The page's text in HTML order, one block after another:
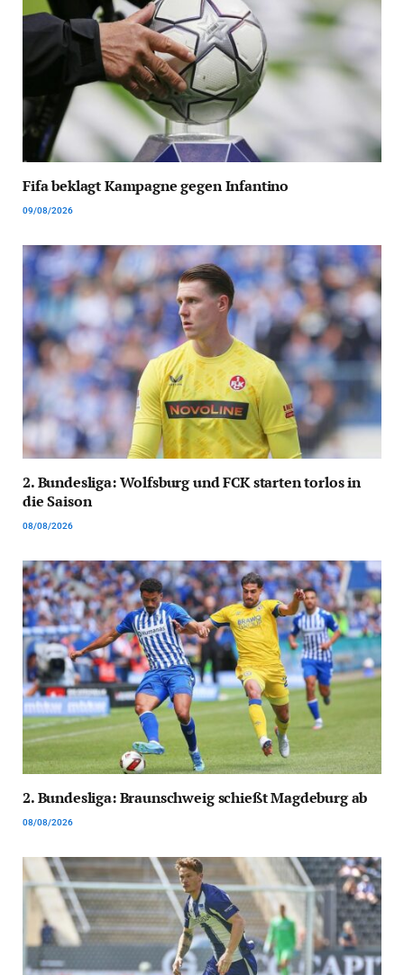
Fifa beklagt Kampagne gegen Infantino
09/08/2026
2. Bundesliga: Wolfsburg und FCK starten torlos in
die Saison
08/08/2026
2. Bundesliga: Braunschweig schießt Magdeburg ab
08/08/2026